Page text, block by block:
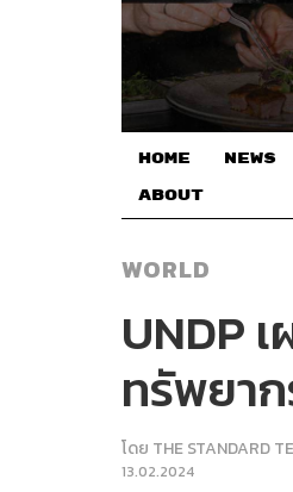
HOME NEWS
ABOUT
WORLD
UNDP
ทรัพยาก
โดย THE STANDARD
13.02.2024